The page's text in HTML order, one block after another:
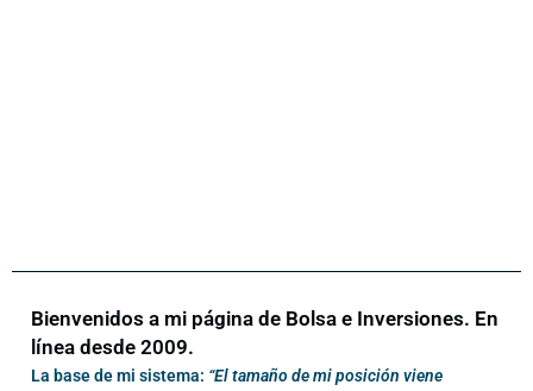
Bienvenidos a mi página de Bolsa e Inversiones. En
línea desde 2009.
La base de mi sistema: “El tamaño de mi posición viene